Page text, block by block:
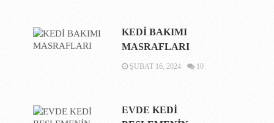
KEDİ BAKIMI
MASRAFLARI
ŞUBAT 16, 2024 10
EVDE KEDİ